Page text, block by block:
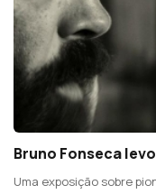
Bruno Fonseca
Uma exposição sobre